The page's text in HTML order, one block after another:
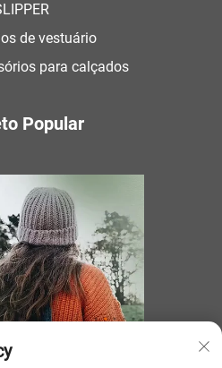
de vestuário
para calçados
Popular